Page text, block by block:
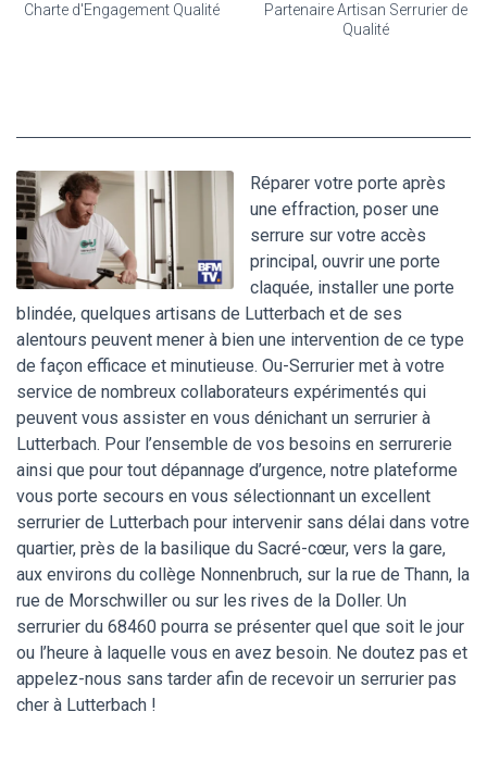
Charte d'Engagement Qualité
Partenaire Artisan Serrurier de
Qualité
Réparer votre porte après
une effraction, poser une
serrure sur votre accès
principal, ouvrir une porte
claquée, installer une porte
blindée, quelques artisans de Lutterbach et de ses
alentours peuvent mener à bien une intervention de ce type
de façon efficace et minutieuse. Ou-Serrurier met à votre
service de nombreux collaborateurs expérimentés qui
peuvent vous assister en vous dénichant un serrurier à
Lutterbach. Pour l’ensemble de vos besoins en serrurerie
ainsi que pour tout dépannage d’urgence, notre plateforme
vous porte secours en vous sélectionnant un excellent
serrurier de Lutterbach pour intervenir sans délai dans votre
quartier, près de la basilique du Sacré-cœur, vers la gare,
aux environs du collège Nonnenbruch, sur la rue de Thann, la
rue de Morschwiller ou sur les rives de la Doller. Un
serrurier du 68460 pourra se présenter quel que soit le jour
ou l’heure à laquelle vous en avez besoin. Ne doutez pas et
appelez-nous sans tarder afin de recevoir un serrurier pas
cher à Lutterbach !